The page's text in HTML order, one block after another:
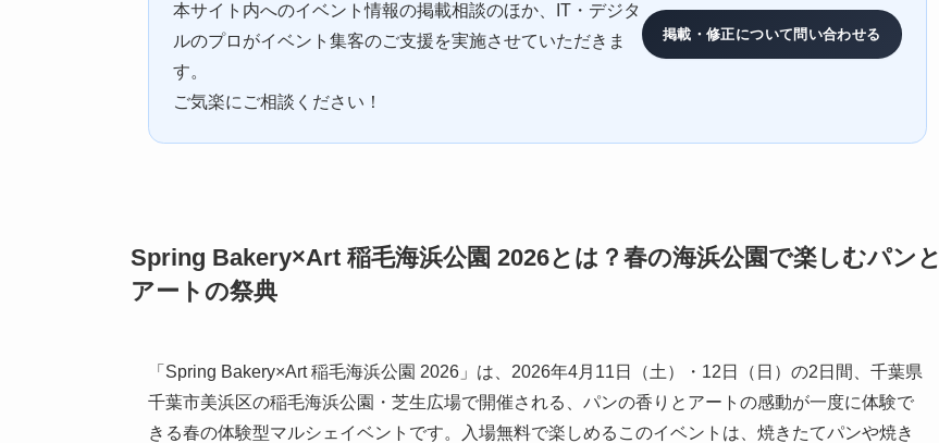
本サイト内へのイベント情報の掲載相談のほか、IT・デジタ
ルのプロがイベント集客のご支援を実施させていただきま
す。
ご気楽にご相談ください！
掲載・修正について問い合わせる
Spring Bakery×Art 稲毛海浜公園 2026とは？春の海浜公園で楽しむパンと
アートの祭典
「Spring Bakery×Art 稲毛海浜公園 2026」は、2026年4月11日（土）・12日（日）の2日間、千葉県
千葉市美浜区の稲毛海浜公園・芝生広場で開催される、パンの香りとアートの感動が一度に体験で
きる春の体験型マルシェイベントです。入場無料で楽しめるこのイベントは、焼きたてパンや焼き